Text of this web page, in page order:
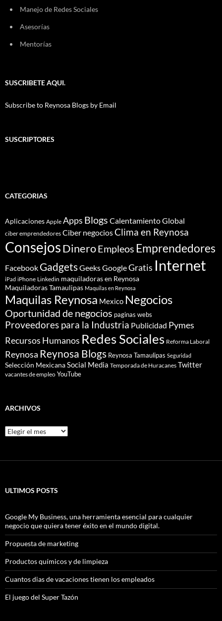
Manejo de Redes Sociales
Asesorías
Mentorías
SUSCRIBETE AQUI.
Subscribe to Reynosa Blogs by Email
SUSCRIPTORES
CATEGORIAS
Aplicaciones Apple Apps Blogs Calentamiento Global
ciber emprendedores Ciber negociosClima en Reynosa
ConsejosDineroEmpleos Emprendedores
Facebook GadgetsGeeksGoogleGratis Internet
iPad iPhone Linkedin maquiladoras en Reynosa
Maquiladoras Tamaulipas Maquilas en Reynosa
Maquilas Reynosa Mexico Negocios
Oportunidad de negocios paginas webs
Proveedores para la Industria Publicidad Pymes
Recursos Humanos Redes Sociales Reforma Laboral
Reynosa Reynosa Blogs Reynosa Tamaulipas Seguridad
Selección MexicanaSocial Media Temporada de Huracanes Twitter
vacantes de empleo YouTube
ARCHIVOS
Archivos
ULTIMOS POSTS
Google My Business, una herramienta esencial para cualquier
negocio que quiera tener éxito en el mundo digital.
Propuesta de marketing
Productos químicos y de limpieza
Cuantos dias de vacaciones tienen los empleados
El juego del Super Tazón